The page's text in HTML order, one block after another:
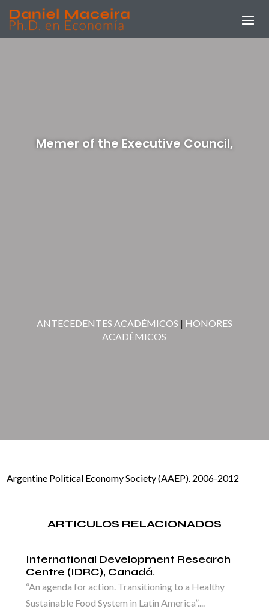
Memer of the Executive Council,
ANTECEDENTES ACADÉMICOS | HONORES
ACADÉMICOS
Argentine Political Economy Society (AAEP). 2006-2012
ARTICULOS RELACIONADOS
International Development Research
Centre (IDRC), Canadá.
“An agenda for action. Transitioning to a Healthy
Sustainable Food System in Latin America”....